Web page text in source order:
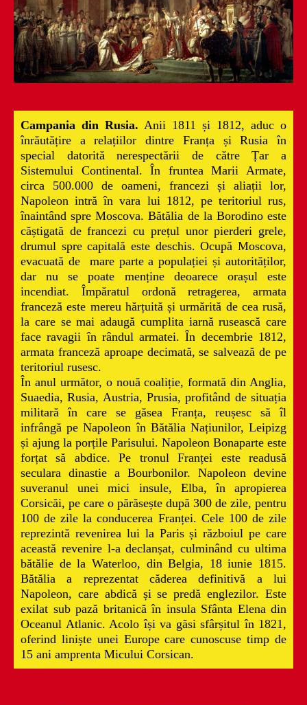
Campania din Rusia. Anii 1811 și 1812, aduc o
înrăutățire a relațiilor dintre Franța și Rusia în
special datorită nerespectării de către Țar a
Sistemului Continental. În fruntea Marii Armate,
circa 500.000 de oameni, francezi și aliații lor,
Napoleon intră în vara lui 1812, pe teritoriul rus,
înaintând spre Moscova. Bătălia de la Borodino este
căștigată de francezi cu prețul unor pierderi grele,
drumul spre capitală este deschis. Ocupă Moscova,
evacuată de mare parte a populației și autorităților,
dar nu se poate menține deoarece orașul este
incendiat. Împăratul ordonă retragerea, armata
franceză este mereu hărțuită și urmărită de cea rusă,
la care se mai adaugă cumplita iarnă rusească care
face ravagii în rândul armatei. În decembrie 1812,
armata franceză aproape decimată, se salvează de pe
teritoriul rusesc.
În anul următor, o nouă coaliție, formată din Anglia,
Suaedia, Rusia, Austria, Prusia, profitând de situația
militară în care se găsea Franța, reușesc să îl
infrângă pe Napoleon în Bătălia Națiunilor, Leipizg
și ajung la porțile Parisului. Napoleon Bonaparte este
forțat să abdice. Pe tronul Franței este readusă
seculara dinastie a Bourbonilor. Napoleon devine
suveranul unei mici insule, Elba, în apropierea
Corsicăi, pe care o părăsește după 300 de zile, pentru
100 de zile la conducerea Franței. Cele 100 de zile
reprezintă revenirea lui la Paris și războiul pe care
această revenire l-a declanșat, culminând cu ultima
bătălie de la Waterloo, din Belgia, 18 iunie 1815.
Bătălia a reprezentat căderea definitivă a lui
Napoleon, care abdică și se predă englezilor. Este
exilat sub pază britanică în insula Sfânta Elena din
Oceanul Atlanic. Acolo își va găsi sfârșitul în 1821,
oferind liniște unei Europe care cunoscuse timp de
15 ani amprenta Micului Corsican.